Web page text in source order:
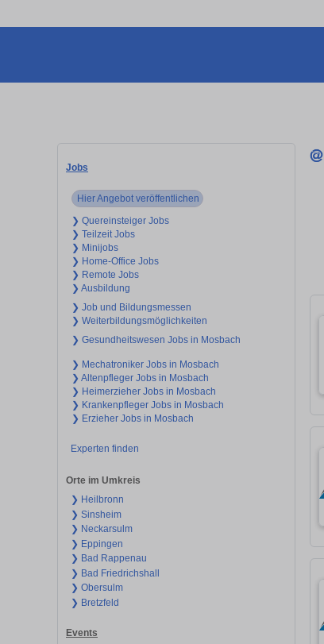
Jobs
Hier Angebot veröffentlichen
❯ Quereinsteiger Jobs
❯ Teilzeit Jobs
❯ Minijobs
❯ Home-Office Jobs
❯ Remote Jobs
❯ Ausbildung
❯ Job und Bildungsmessen
❯ Weiterbildungsmöglichkeiten
❯ Gesundheitswesen Jobs in Mosbach
❯ Mechatroniker Jobs in Mosbach
❯ Altenpfleger Jobs in Mosbach
❯ Heimerzieher Jobs in Mosbach
❯ Krankenpfleger Jobs in Mosbach
❯ Erzieher Jobs in Mosbach
Experten finden
Orte im Umkreis
❯ Heilbronn
❯ Sinsheim
❯ Neckarsulm
❯ Eppingen
❯ Bad Rappenau
❯ Bad Friedrichshall
❯ Obersulm
❯ Bretzfeld
Events